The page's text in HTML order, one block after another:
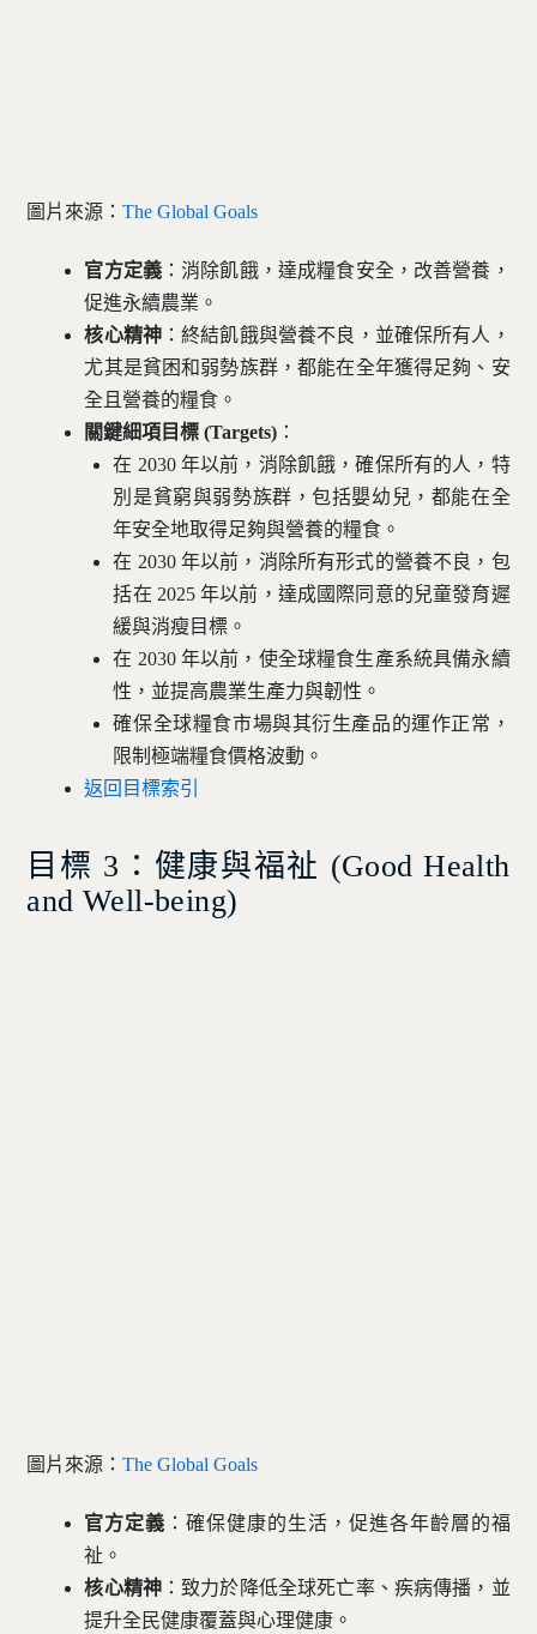
圖片來源：The Global Goals
官方定義 ：消除飢餓，達成糧食安全，改善營養，
促進永續農業。
核心精神 ：終結飢餓與營養不良，並確保所有人，
尤其是貧困和弱勢族群，都能在全年獲得足夠、安
全且營養的糧食。
關鍵細項目標 (Targets) ：
在 2030 年以前，消除飢餓，確保所有的人，特
別是貧窮與弱勢族群，包括嬰幼兒，都能在全
年安全地取得足夠與營養的糧食。
在 2030 年以前，消除所有形式的營養不良，包
括在 2025 年以前，達成國際同意的兒童發育遲
緩與消瘦目標。
在 2030 年以前，使全球糧食生產系統具備永續
性，並提高農業生產力與韌性。
確保全球糧食市場與其衍生產品的運作正常，
限制極端糧食價格波動。
返回目標索引
目標 3：健康與福祉 (Good Health
and Well-being)
圖片來源：The Global Goals
官方定義 ：確保健康的生活，促進各年齡層的福
祉。
核心精神 ：致力於降低全球死亡率、疾病傳播，並
提升全民健康覆蓋與心理健康。